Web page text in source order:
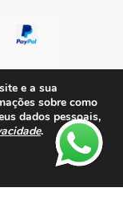
e a sua
sobre como
dados pessoais,
.